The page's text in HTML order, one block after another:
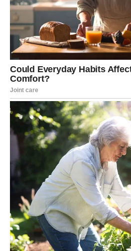
počnu da se stvaraju mekani vrhovi.
Postepeno dodajte šećer u bjelanjke,
dok se šećer potpuno ne otopi i
vrhove.
Lagano umiješajte žumanca dok
homogena.
Prosejte brašno i kakao prah i